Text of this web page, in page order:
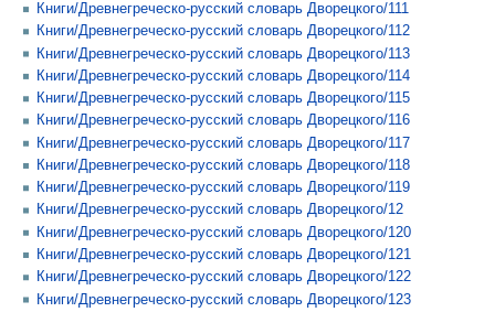
Книги/Древнегреческо-русский словарь Дворецкого/111
Книги/Древнегреческо-русский словарь Дворецкого/112
Книги/Древнегреческо-русский словарь Дворецкого/113
Книги/Древнегреческо-русский словарь Дворецкого/114
Книги/Древнегреческо-русский словарь Дворецкого/115
Книги/Древнегреческо-русский словарь Дворецкого/116
Книги/Древнегреческо-русский словарь Дворецкого/117
Книги/Древнегреческо-русский словарь Дворецкого/118
Книги/Древнегреческо-русский словарь Дворецкого/119
Книги/Древнегреческо-русский словарь Дворецкого/12
Книги/Древнегреческо-русский словарь Дворецкого/120
Книги/Древнегреческо-русский словарь Дворецкого/121
Книги/Древнегреческо-русский словарь Дворецкого/122
Книги/Древнегреческо-русский словарь Дворецкого/123